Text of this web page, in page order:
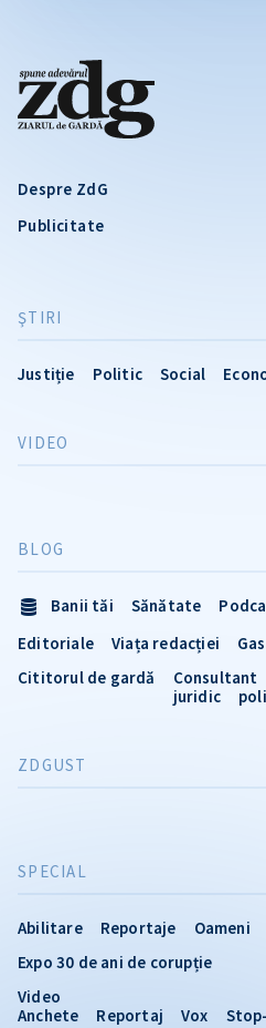
Despre ZdG
Publicitate
ŞTIRI
Justiție Politic Social
VIDEO
SPECIAL
Abilitare Reportaje Oameni
Expo 30 de ani de corupție
Video
Anchete
Reportaj Vox
BLOG
Banii tăi Sănătate
Editoriale
Viața redacției
Cititorul de gardă
Consultant
juridic
ZDGUST